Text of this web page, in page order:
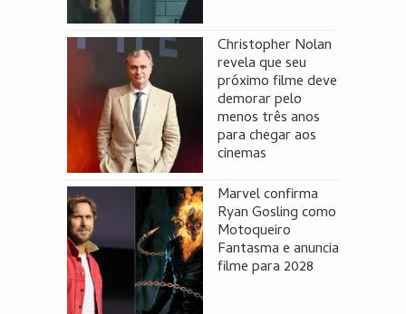
Christopher Nolan
revela que seu
próximo filme deve
demorar pelo
menos três anos
para chegar aos
cinemas
Marvel confirma
Ryan Gosling como
Motoqueiro
Fantasma e anuncia
filme para 2028